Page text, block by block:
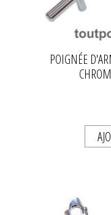
POIGNÉE